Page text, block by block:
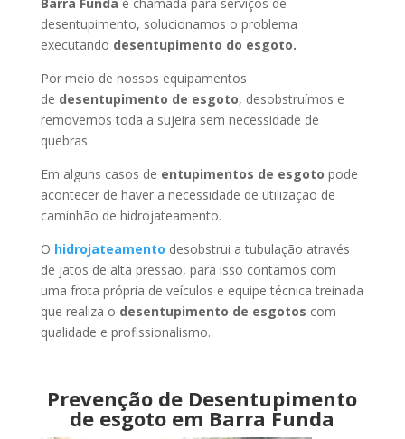
desentupimento, solucionamos o problema
executando desentupimento do esgoto.
Por meio de nossos equipamentos
de desentupimento de esgoto, desobstruímos e
removemos toda a sujeira sem necessidade de
quebras.
Em alguns casos de entupimentos de esgoto pode
acontecer de haver a necessidade de utilização de
caminhão de hidrojateamento.
O hidrojateamento desobstrui a tubulação através
de jatos de alta pressão, para isso contamos com
uma frota própria de veículos e equipe técnica treinada
que realiza o desentupimento de esgotos com
qualidade e profissionalismo.
Prevenção de Desentupimento
de esgoto em Barra Funda